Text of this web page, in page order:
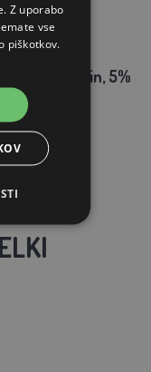
7% vlaknin, 5%
Z uporabo
vse
piškotkov.